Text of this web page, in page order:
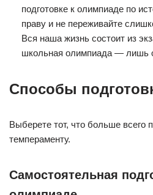
подготовке к олимпиаде по
праву и не переживайте
Вся наша жизнь состоит из
школьная олимпиада — лишь
Способы
Выберете тот, что больше всего
темпераменту.
‍Самостоятельная